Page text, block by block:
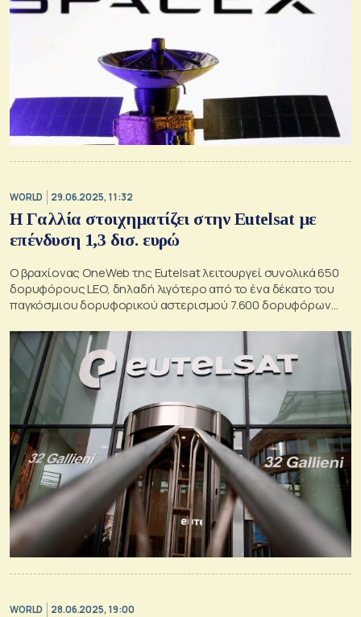
WORLD 29.06.2025, 11:32
Η Γαλλία στοιχηματίζει στην Eutelsat με
επένδυση 1,3 δισ. ευρώ
Ο βραχίονας OneWeb της Eutelsat λειτουργεί συνολικά 650
δορυφόρους LEO, δηλαδή λιγότερο από το ένα δέκατο του
παγκόσμιου δορυφορικού αστερισμού 7.600 δορυφόρων
WORLD 28.06.2025, 19:00